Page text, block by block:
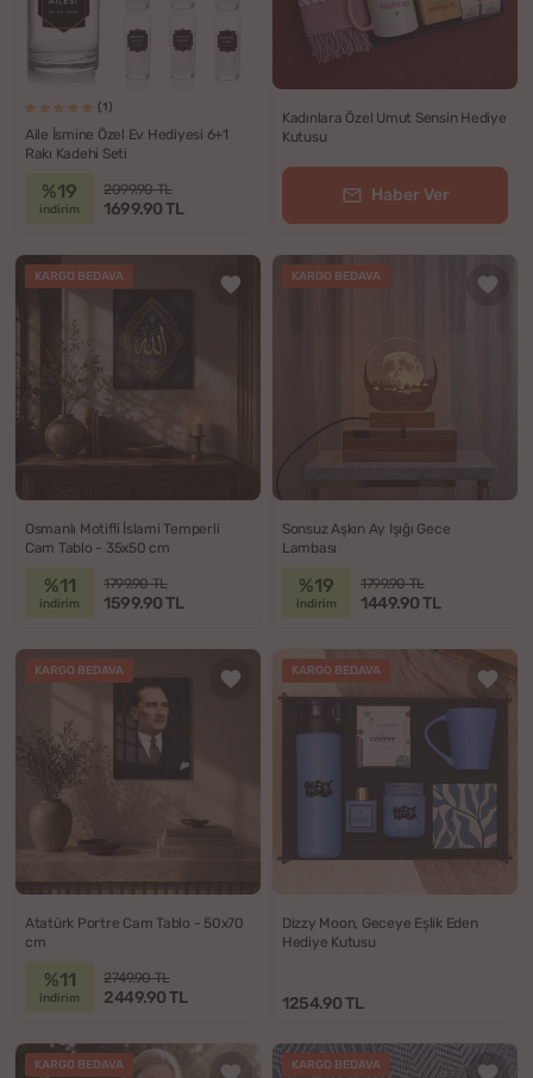
(1)
Aile İsmine Özel Ev Hediyesi 6+1
Rakı Kadehi Seti
%19
indirim
2099.90 TL
1699.90 TL
Kadınlara Özel Umut Sensin Hediye
Kutusu
Haber Ver
KARGO BEDAVA
Osmanlı Motifli İslami Temperli
Cam Tablo - 35x50 cm
%11
indirim
1799.90 TL
1599.90 TL
KARGO BEDAVA
Sonsuz Aşkın Ay Işığı Gece
Lambası
%19
indirim
1799.90 TL
1449.90 TL
KARGO BEDAVA
Atatürk Portre Cam Tablo - 50x70
cm
%11
indirim
2749.90 TL
2449.90 TL
KARGO BEDAVA
Dizzy Moon, Geceye Eşlik Eden
Hediye Kutusu
1254.90 TL
KARGO BEDAVA KARGO BEDAVA